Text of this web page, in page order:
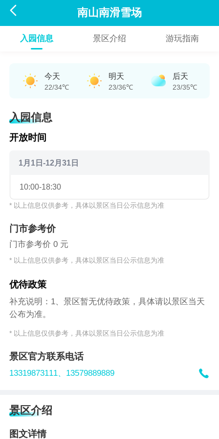
 南山南滑雪场
入园信息 景区介绍 游玩指南
今天
22/34℃
明天
23/36℃
后天
23/35℃
入园信息
开放时间
1月1日-12月31日
10:00-18:30
* 以上信息仅供参考，具体以景区当日公示信息为准
门市参考价
门市参考价 0 元
* 以上信息仅供参考，具体以景区当日公示信息为准
优待政策
补充说明：1、景区暂无优待政策，具体请以景区当天
公布为准。
* 以上信息仅供参考，具体以景区当日公示信息为准
景区官方联系电话
13319873111、 13579889889 
景区介绍
图文详情